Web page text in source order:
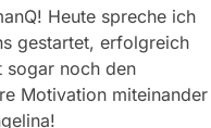
Heute spreche ich
gestartet, erfolgreich
sogar noch den
Motivation miteinander